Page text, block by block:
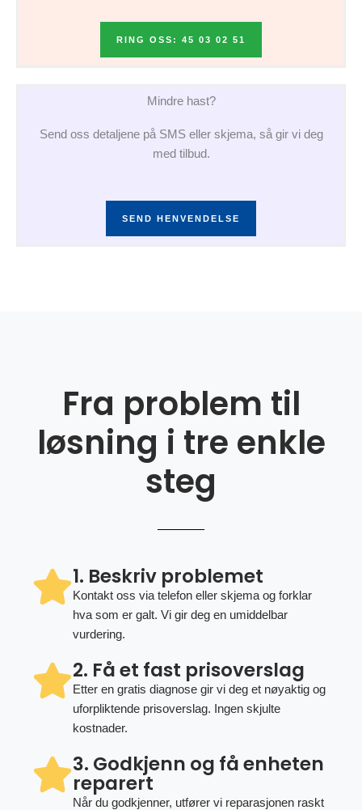
RING OSS: 45 03 02 51
Mindre hast?
Send oss detaljene på SMS eller skjema, så gir vi deg
med tilbud.
SEND HENVENDELSE
Fra problem til
løsning i tre enkle
steg
1. Beskriv problemet
Kontakt oss via telefon eller skjema og forklar
hva som er galt. Vi gir deg en umiddelbar
vurdering.
2. Få et fast prisoverslag
Etter en gratis diagnose gir vi deg et nøyaktig og
uforpliktende prisoverslag. Ingen skjulte
kostnader.
3. Godkjenn og få enheten
reparert
Når du godkjenner, utfører vi reparasjonen raskt